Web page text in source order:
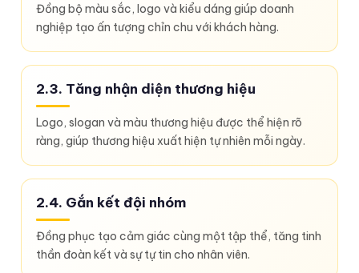
Đồng bộ màu sắc, logo và kiểu dáng giúp doanh
nghiệp tạo ấn tượng chỉn chu với khách hàng.
2.3. Tăng nhận diện thương hiệu
Logo, slogan và màu thương hiệu được thể hiện rõ
ràng, giúp thương hiệu xuất hiện tự nhiên mỗi ngày.
2.4. Gắn kết đội nhóm
Đồng phục tạo cảm giác cùng một tập thể, tăng tinh
thần đoàn kết và sự tự tin cho nhân viên.